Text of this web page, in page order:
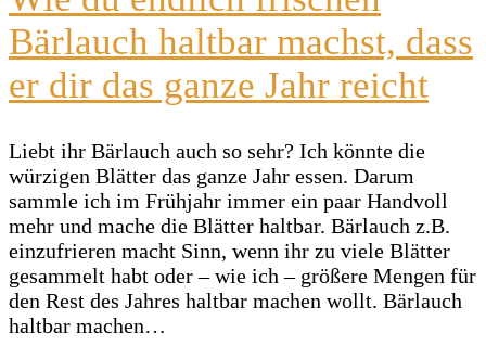
Bärlauch haltbar machst, dass
er dir das ganze Jahr reicht
Liebt ihr Bärlauch auch so sehr? Ich könnte die
würzigen Blätter das ganze Jahr essen. Darum
sammle ich im Frühjahr immer ein paar Handvoll
mehr und mache die Blätter haltbar. Bärlauch z.B.
einzufrieren macht Sinn, wenn ihr zu viele Blätter
gesammelt habt oder – wie ich – größere Mengen für
den Rest des Jahres haltbar machen wollt. Bärlauch
haltbar machen…